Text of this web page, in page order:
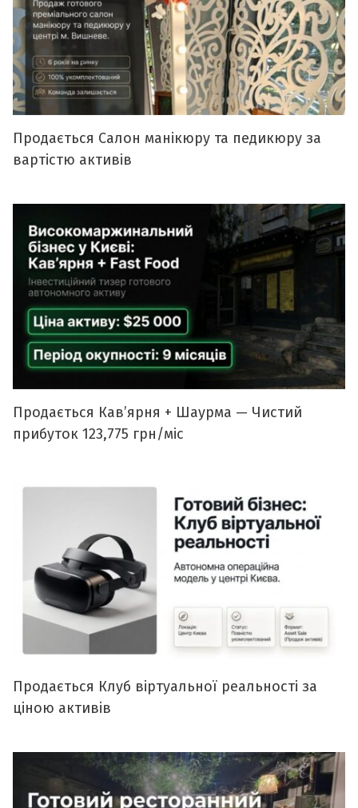
Продається Салон манікюру та педикюру за
вартістю активів
Продається Кавʼярня + Шаурма — Чистий
прибуток 123,775 грн/міс
Продається Клуб віртуальної реальності за
ціною активів